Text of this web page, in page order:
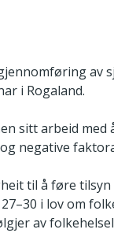
av
i Rogaland.
sitt arbeid
negative
til å føre
i lov om
av